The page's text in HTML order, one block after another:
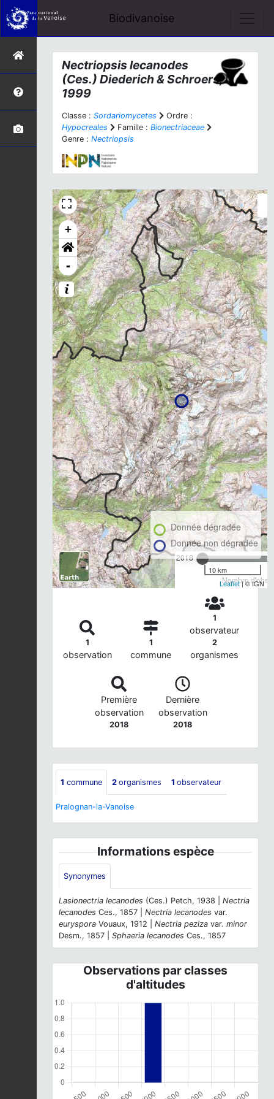
Biodivanoise
Nectriopsis lecanodes
(Ces.) Diederich & Schroers,
1999
Classe : Sordariomycetes
Ordre :
Hypocreales
Famille : Bionectriaceae
Genre : Nectriopsis
+
-
2018
Nombre
Donnée dégradée
Donnée non dégradée
10 km
Leaflet| © IGN
1
observation
1
commune
1
observateur
2
organismes
Première
observation
2018
Dernière
observation
2018
1 commune 2 organismes 1 observateur
Pralognan-la-Vanoise
Informations espèce
Synonymes
Lasionectria lecanodes (Ces.) Petch, 1938 | Nectria
lecanodes Ces., 1857 | Nectria lecanodes var.
euryspora Vouaux, 1912 | Nectria peziza var. minor
Desm., 1857 | Sphaeria lecanodes Ces., 1857
Observations par classes
d'altitudes